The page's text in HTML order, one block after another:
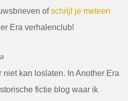
ofschrijf je meteen
Era verhalenclub!
kan loslaten. In Another Era
fictie blog waar ik